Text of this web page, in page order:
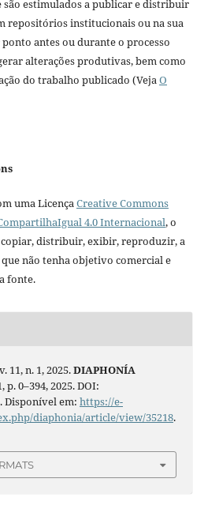
são estimulados a publicar e distribuir
repositórios institucionais ou na sua
antes ou durante o processo
alterações produtivas, bem como
do trabalho publicado (Veja O
uma Licença Creative Commons
4.0 Internacional, o
distribuir, exibir, reproduzir, a
não tenha objetivo comercial e
fonte.
11, n. 1, 2025.DIAPHONÍA
p. 0–394, 2025. DOI:
. Disponível em: https://e-
diaphonia/article/view/35218.